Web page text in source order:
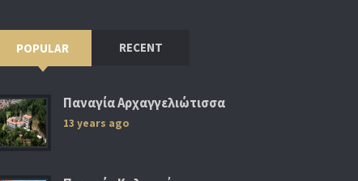
POPULAR RECENT
Παναγία Αρχαγγελιώτισσα
13 years ago